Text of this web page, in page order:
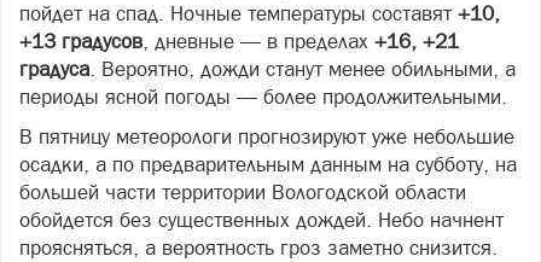
пойдет на спад. Ночные температуры составят+10,
+13 градусов, дневные — в пределах +16, +21
градуса. Вероятно, дожди станут менее обильными, а
периоды ясной погоды — более продолжительными.
В пятницу метеорологи прогнозируют уже небольшие
осадки, а по предварительным данным на субботу, на
большей части территории Вологодской области
обойдется без существенных дождей. Небо начнент
проясняться, а вероятность гроз заметно снизится.